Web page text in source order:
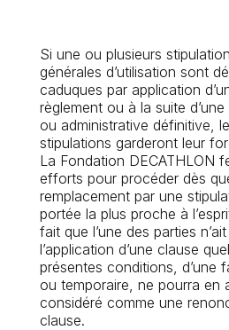
Si une ou plusieurs
générales d’utilisation sont
caduques par application
règlement ou à la suite
ou administrative définitive,
stipulations garderont leur
La Fondation DECATHLON
efforts pour procéder dès
remplacement par une
portée la plus proche à
fait que l’une des parties
l’application d’une clause
présentes conditions, d’une
ou temporaire, ne pourra en
considéré comme une
clause.